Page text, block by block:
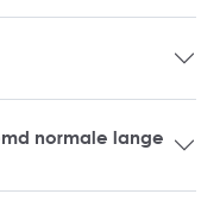
normale lange